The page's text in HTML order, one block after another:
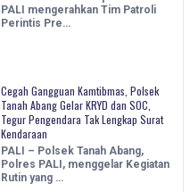
PALI mengerahkan Tim Patroli
Perintis Pre…
Cegah Gangguan Kamtibmas, Polsek
Tanah Abang Gelar KRYD dan SOC,
Tegur Pengendara Tak Lengkap Surat
Kendaraan
PALI – Polsek Tanah Abang,
Polres PALI, menggelar Kegiatan
Rutin yang …